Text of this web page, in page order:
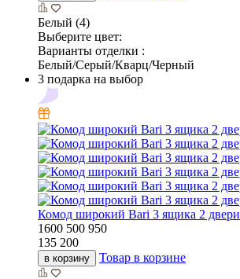
Белый (4)
Выберите цвет:
Варианты отделки :
Белый/Серый/Кварц/Черный
3 подарка на выбор
Комод широкий Bari 3 ящика 2 двери
1600 500 950
135 200
в корзину Товар в корзине